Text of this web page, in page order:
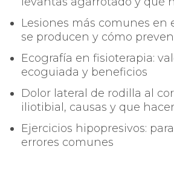
Lesiones más comunes en
se producen y cómo
Ecografía en fisioterapia:
ecoguiada y beneficios
Dolor lateral de rodilla al
iliotibial, causas y que hacer
Ejercicios hipopresivos:
errores comunes